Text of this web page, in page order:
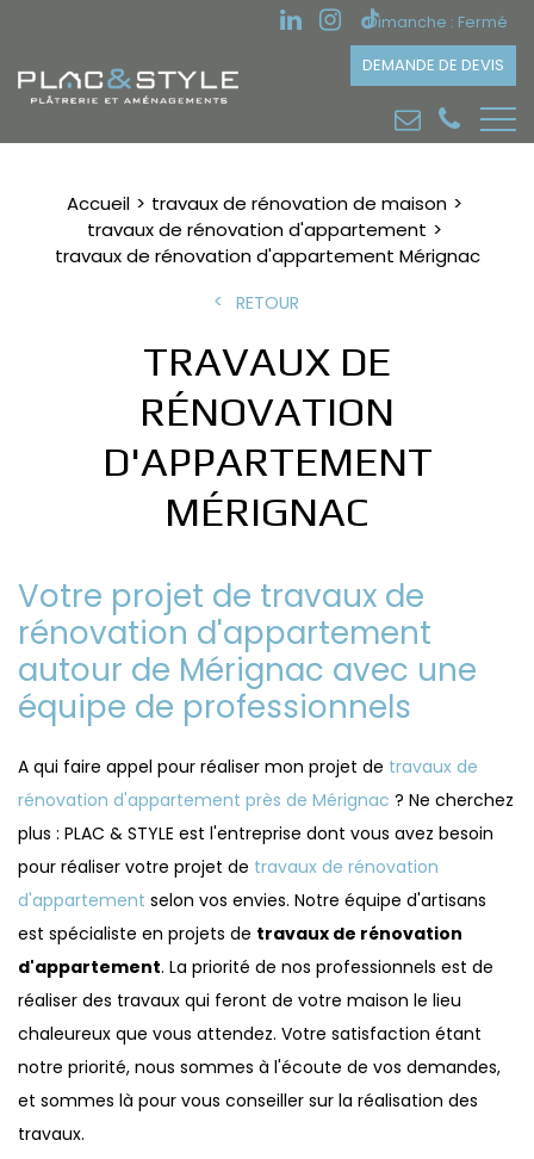
Dimanche : Fermé
DEMANDE DE DEVIS
Accueil
travaux de rénovation de maison
travaux de rénovation d'appartement
travaux de rénovation d'appartement Mérignac
RETOUR
TRAVAUX DE
RÉNOVATION
D'APPARTEMENT
MÉRIGNAC
Votre projet de travaux de
rénovation d'appartement
autour de Mérignac avec une
équipe de professionnels
A qui faire appel pour réaliser mon projet de travaux de
rénovation d'appartement près de Mérignac ? Ne cherchez
plus : PLAC & STYLE est l'entreprise dont vous avez besoin
pour réaliser votre projet de travaux de rénovation
d'appartement selon vos envies. Notre équipe d'artisans
est spécialiste en projets de travaux de rénovation
d'appartement. La priorité de nos professionnels est de
réaliser des travaux qui feront de votre maison le lieu
chaleureux que vous attendez. Votre satisfaction étant
notre priorité, nous sommes à l'écoute de vos demandes,
et sommes là pour vous conseiller sur la réalisation des
travaux.